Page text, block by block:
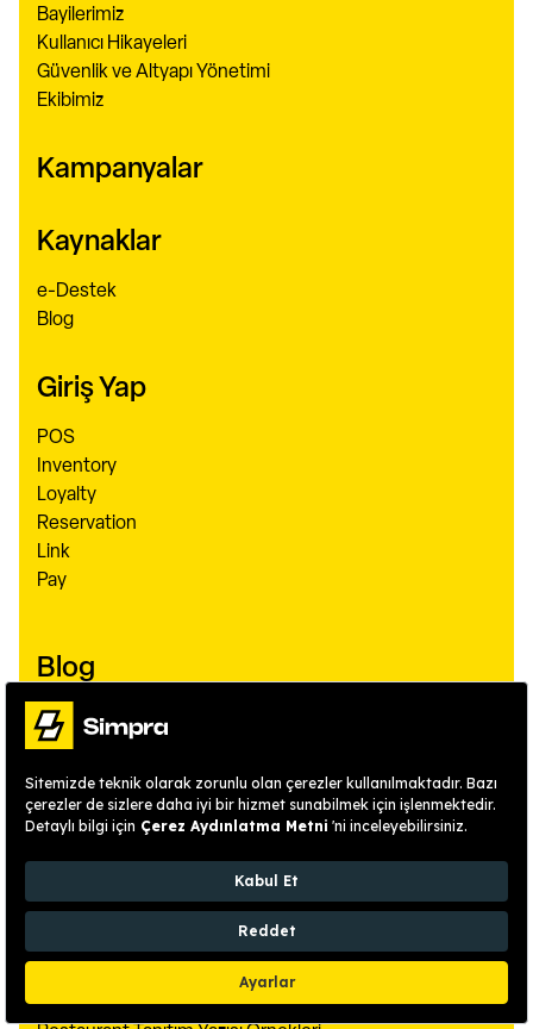
Bayilerimiz
Kullanıcı Hikayeleri
Güvenlik ve Altyapı Yönetimi
Ekibimiz
Kampanyalar
Kaynaklar
e-Destek
Blog
Giriş Yap
POS
Inventory
Loyalty
Reservation
Link
Pay
Blog
Cafe Açmak Için Gerekli Belgeler
Restoran Açmak Için Gerekli Belgeler
Balık Dükkanı Açmak Için Gerekli Belgeler
Manav Açmak Için Gerekli Belgeler
Pastane Açmak Için Neler Gerekli
Cafe Işletmeciliği Püf Noktaları
Garsonluğun Püf Noktaları
Restoran Müdürü Ne İş Yapar